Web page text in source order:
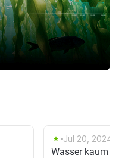
Jul 20, 2024
Wasser kaum